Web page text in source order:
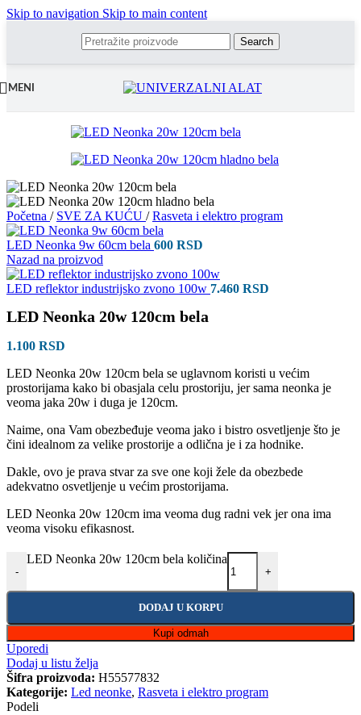
Skip to navigation Skip to main content
Search
MENI
Početna / SVE ZA KUĆU / Rasveta i elektro program
LED Neonka 9w 60cm bela 600 RSD
Nazad na proizvod
LED reflektor industrijsko zvono 100w 7.460 RSD
LED Neonka 20w 120cm bela
1.100 RSD
LED Neonka 20w 120cm bela se uglavnom koristi u većim
prostorijama kako bi obasjala celu prostoriju, jer sama neonka je
veoma jaka 20w i duga je 120cm.
Naime, ona Vam obezbeđuje veoma jako i bistro osvetljenje što je
čini idealnom za velike prostorije a odlična je i za hodnike.
Dakle, ovo je prava stvar za sve one koji žele da obezbede
adekvatno osvetljenje u većim prostorijama.
LED Neonka 20w 120cm ima veoma dug radni vek jer ona ima
veoma visoku efikasnost.
-
LED Neonka 20w 120cm bela količina
+
DODAJ U KORPU
Kupi odmah
Uporedi
Dodaj u listu želja
Šifra proizvoda: H55577832
Kategorije: Led neonke, Rasveta i elektro program
Podeli